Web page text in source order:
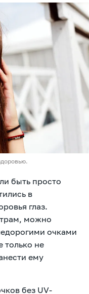
быть просто
в
глаз.
можно
очками
только не
ему
без UV-